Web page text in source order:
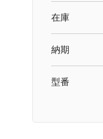
在庫
納期
型番